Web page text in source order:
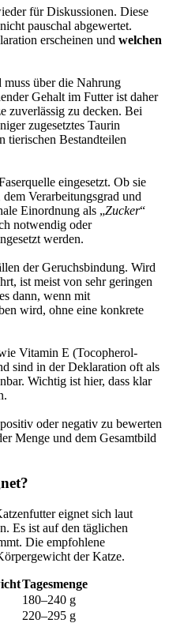
für Diskussionen. Diese
pauschal abgewertet.
erscheinen und welchen
über die Nahrung
Gehalt im Futter ist daher
zuverlässig zu decken. Bei
zugesetztes Taurin
tierischen Bestandteilen
eingesetzt. Ob sie
Verarbeitungsgrad und
Einordnung als „Zucker“
notwendig oder
werden.
der Geruchsbindung. Wird
ist meist von sehr geringen
dann, wenn mit
wird, ohne eine konkrete
Vitamin E (Tocopherol-
sind in der Deklaration oft als
Wichtig ist hier, dass klar
oder negativ zu bewerten
Menge und dem Gesamtbild
eignet sich laut
Es ist auf den täglichen
Die empfohlene
der Katze.
Tagesmenge
180–240 g
220–295 g